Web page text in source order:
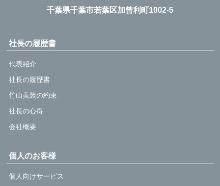
千葉県千葉市若葉区加曾利町1002-5
社長の履歴書
代表紹介
社長の履歴書
竹山美装の約束
社長の心得
会社概要
個人のお客様
個人向けサービス